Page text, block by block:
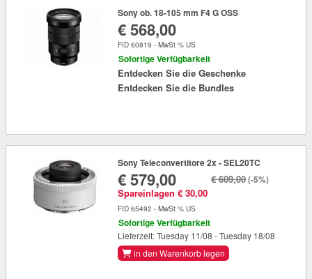
Sony ob. 18-105 mm F4 G OSS
€ 568,00
FID 60819 - MwSt % US
Sofortige Verfügbarkeit
Entdecken Sie die Geschenke
Entdecken Sie die Bundles
Sony Teleconvertitore 2x - SEL20TC
€ 579,00
Spareinlagen € 30,00
€ 609,00(-5%)
FID 65492 - MwSt % US
Sofortige Verfügbarkeit
Lieferzeit: Tuesday 11/08 - Tuesday 18/08
in den Warenkorb legen